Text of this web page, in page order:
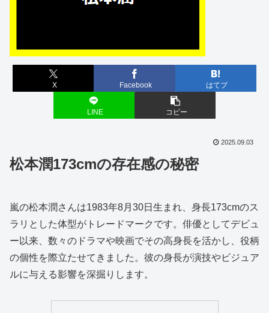
X Facebook はてブ
LINE コピー
2025.09.03
松本潤173cmの存在感の秘密
嵐の松本潤さんは1983年8月30日生まれ、身長173cmのス
ラリとした体型がトレードマークです。俳優としてデビュ
ー以来、数々のドラマや映画でその高身長を活かし、役柄
の個性を際立たせてきました。彼の身長が演技やビジュア
ルに与える影響を深掘りします。